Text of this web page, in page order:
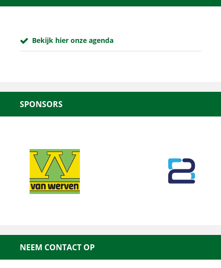
Bekijk hier onze agenda
SPONSORS
NEEM CONTACT OP